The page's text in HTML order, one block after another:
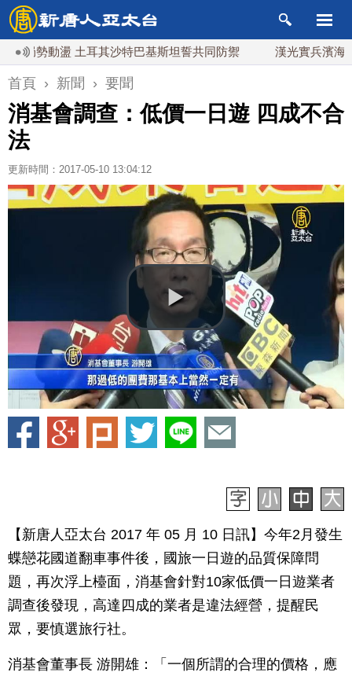
動盪 土耳其沙特巴基斯坦誓共同防禦 漢光實兵濱海緊急
首頁 › 新聞 › 要聞
消基會調查：低價一日遊 四成不合
法
更新時間：2017-05-10 13:04:12
【新唐人亞太台 2017 年 05 月 10 日訊】今年2月發生
蝶戀花國道翻車事件後，國旅一日遊的品質保障問
題，再次浮上檯面，消基會針對10家低價一日遊業者
調查後發現，高達四成的業者是違法經營，提醒民
眾，要慎選旅行社。
消基會董事長 游開雄：「一個所謂的合理的價格，應